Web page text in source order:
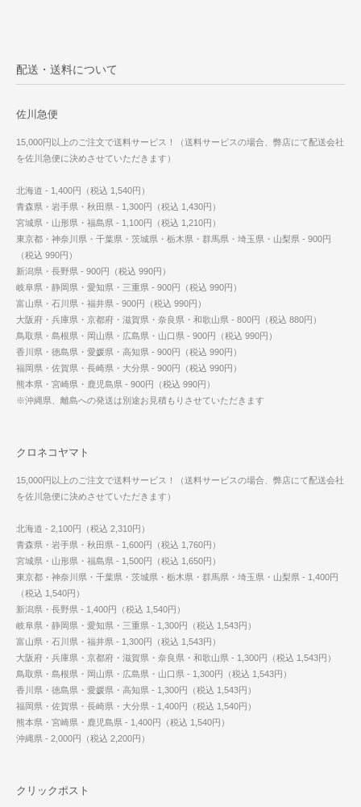
配送・送料について
佐川急便
15,000円以上のご注文で送料サービス！（送料サービスの場合、弊店にて配送会社
を佐川急便に決めさせていただきます）
北海道 - 1,400円（税込 1,540円）
青森県・岩手県・秋田県 - 1,300円（税込 1,430円）
宮城県・山形県・福島県 - 1,100円（税込 1,210円）
東京都・神奈川県・千葉県・茨城県・栃木県・群馬県・埼玉県・山梨県 - 900円
（税込 990円）
新潟県・長野県 - 900円（税込 990円）
岐阜県・静岡県・愛知県・三重県 - 900円（税込 990円）
富山県・石川県・福井県 - 900円（税込 990円）
大阪府・兵庫県・京都府・滋賀県・奈良県・和歌山県 - 800円（税込 880円）
鳥取県・島根県・岡山県・広島県・山口県 - 900円（税込 990円）
香川県・徳島県・愛媛県・高知県 - 900円（税込 990円）
福岡県・佐賀県・長崎県・大分県 - 900円（税込 990円）
熊本県・宮崎県・鹿児島県 - 900円（税込 990円）
※沖縄県、離島への発送は別途お見積もりさせていただきます
クロネコヤマト
15,000円以上のご注文で送料サービス！（送料サービスの場合、弊店にて配送会社
を佐川急便に決めさせていただきます）
北海道 - 2,100円（税込 2,310円）
青森県・岩手県・秋田県 - 1,600円（税込 1,760円）
宮城県・山形県・福島県 - 1,500円（税込 1,650円）
東京都・神奈川県・千葉県・茨城県・栃木県・群馬県・埼玉県・山梨県 - 1,400円
（税込 1,540円）
新潟県・長野県 - 1,400円（税込 1,540円）
岐阜県・静岡県・愛知県・三重県 - 1,300円（税込 1,543円）
富山県・石川県・福井県 - 1,300円（税込 1,543円）
大阪府・兵庫県・京都府・滋賀県・奈良県・和歌山県 - 1,300円（税込 1,543円）
鳥取県・島根県・岡山県・広島県・山口県 - 1,300円（税込 1,543円）
香川県・徳島県・愛媛県・高知県 - 1,300円（税込 1,543円）
福岡県・佐賀県・長崎県・大分県 - 1,400円（税込 1,540円）
熊本県・宮崎県・鹿児島県 - 1,400円（税込 1,540円）
沖縄県 - 2,000円（税込 2,200円）
クリックポスト